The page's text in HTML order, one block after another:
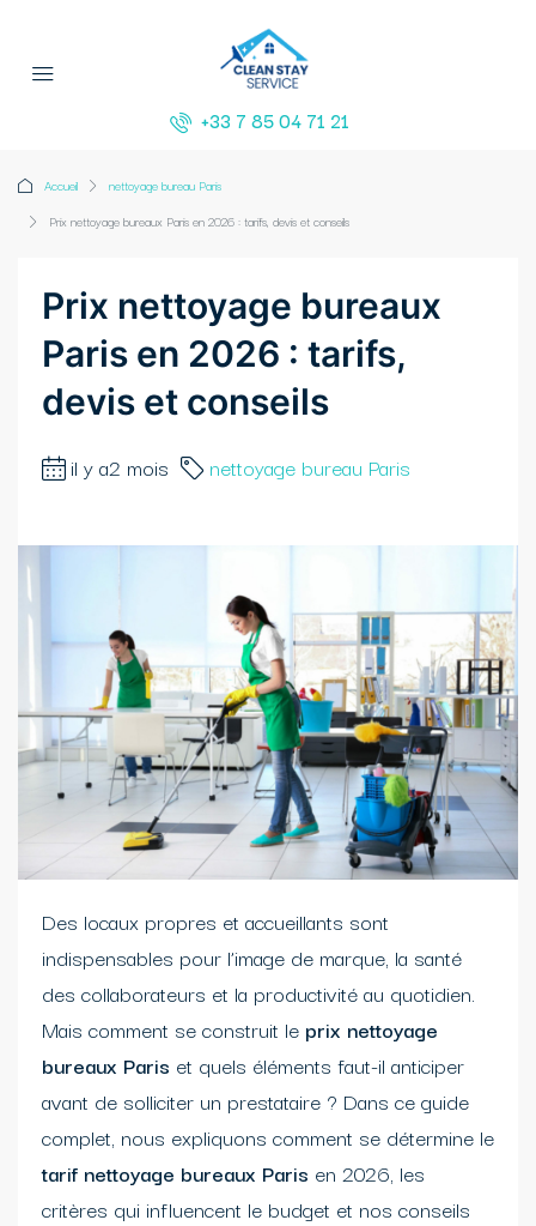
+33 7 85 04 71 21
Accueil
nettoyage bureau Paris
Prix nettoyage bureaux Paris en 2026 : tarifs, devis et conseils
Prix nettoyage bureaux
Paris en 2026 : tarifs,
devis et conseils
il y a2 mois nettoyage bureau Paris
Des locaux propres et accueillants sont
indispensables pour l’image de marque, la santé
des collaborateurs et la productivité au quotidien.
Mais comment se construit le prix nettoyage
bureaux Paris et quels éléments faut-il anticiper
avant de solliciter un prestataire ? Dans ce guide
complet, nous expliquons comment se détermine le
tarif nettoyage bureaux Paris en 2026, les
critères qui influencent le budget et nos conseils